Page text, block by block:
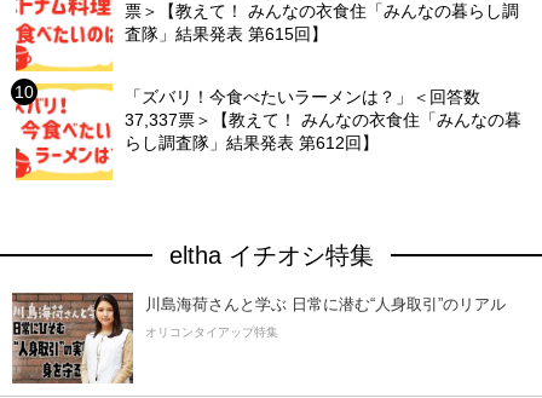
票＞【教えて！ みんなの衣食住「みんなの暮らし調
査隊」結果発表 第615回】
「ズバリ！今食べたいラーメンは？」＜回答数
37,337票＞【教えて！ みんなの衣食住「みんなの暮
らし調査隊」結果発表 第612回】
eltha イチオシ特集
川島海荷さんと学ぶ 日常に潜む“人身取引”のリアル
オリコンタイアップ特集